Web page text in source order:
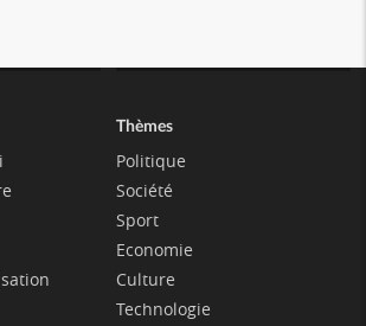
Thèmes
Politique
Société
Sport
Economie
Culture
Technologie